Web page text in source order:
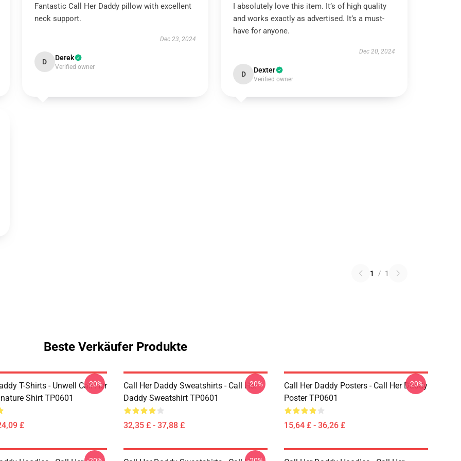
Fantastic Call Her Daddy pillow with excellent
neck support.
Dec 23, 2024
D Derek
Verified owner
I absolutely love this item. It’s of high quality
and works exactly as advertised. It’s a must-
have for anyone.
Dec 20, 2024
D Dexter
Verified owner
1 / 1
Beste Verkäufer Produkte
T-Shirts - Unwell Call Her
Shirt TP0601
£
-20%
Call Her Daddy Sweatshirts - Call Her
Daddy Sweatshirt TP0601
32,35 £ - 37,88 £
-20%
Call Her Daddy Posters - Call Her Daddy
Poster TP0601
15,64 £ - 36,26 £
-20%